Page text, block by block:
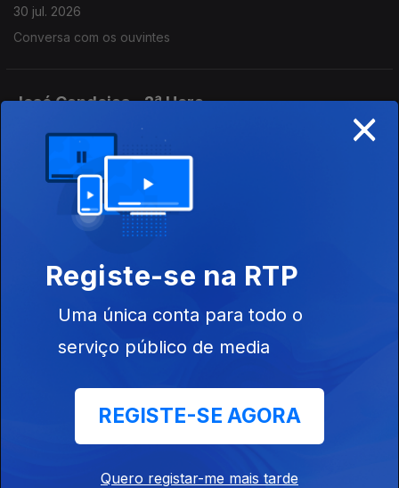
30 jul. 2026
Conversa com os ouvintes
José Candeias - 2ª Hora
Conversa com os ouvintes
José Candeias - 1ª Hora
Conversa com os ouvintes
José Candeias - 2ª Hora
Conversa com os ouvintes
×
Registe-se na RTP
Uma única conta para todo o
serviço público de media
REGISTE-SE AGORA
Quero registar-me mais tarde